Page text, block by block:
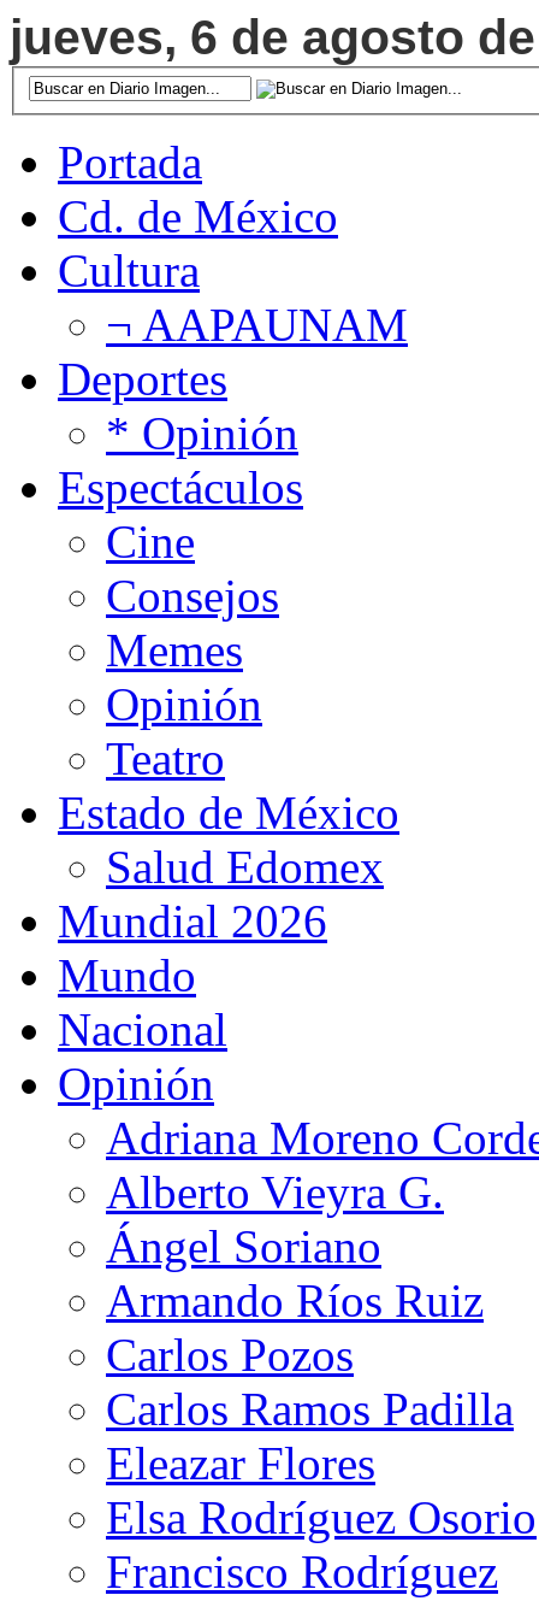
jueves, 6 de agosto
Portada
Cd. de México
Cultura
¬ AAPAUNAM
Deportes
* Opinión
Espectáculos
Cine
Consejos
Memes
Opinión
Teatro
Estado de México
Salud Edomex
Mundial 2026
Mundo
Nacional
Opinión
Adriana Moreno
Alberto Vieyra G.
Ángel Soriano
Armando Ríos Ruiz
Carlos Pozos
Carlos Ramos Padilla
Eleazar Flores
Elsa Rodríguez Osorio
Francisco Rodríguez